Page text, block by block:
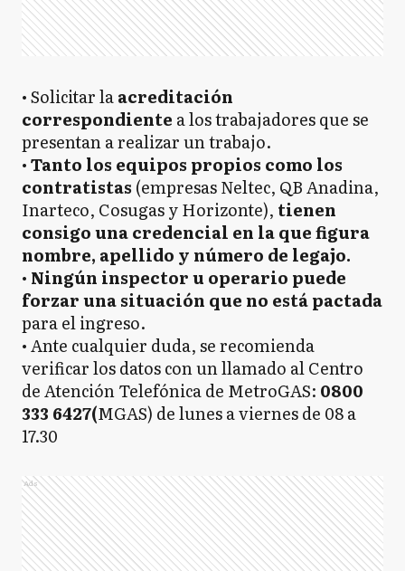
• Solicitar laacreditación
correspondiente a los trabajadores que se
presentan a realizar un trabajo.
•Tanto los equipos propios como los
contratistas (empresas Neltec, QB Anadina,
Inarteco, Cosugas y Horizonte), tienen
consigo una credencial en la que figura
nombre, apellido y número de legajo.
• Ningún inspector u operario puede
forzar una situación que no está pactada
para el ingreso.
• Ante cualquier duda, se recomienda
verificar los datos con un llamado al Centro
de Atención Telefónica de MetroGAS: 0800
333 6427(MGAS) de lunes a viernes de 08 a
17.30
Ads